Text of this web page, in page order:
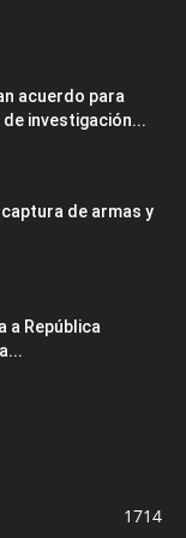
acuerdo para
investigación...
captura de armas y
a República
1714